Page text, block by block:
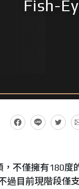
Fish-
，不僅擁有180度
過目前現階段僅